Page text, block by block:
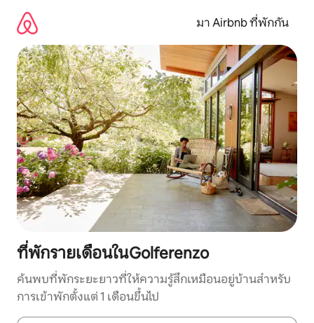
เนื้อหา
มา Airbnb ที่พักกัน
ที่พักรายเดือนในGolferenzo
ค้นพบที่พักระยะยาวที่ให้ความรู้สึกเหมือนอยู่บ้านสำหรับ
การเข้าพักตั้งแต่ 1 เดือนขึ้นไป